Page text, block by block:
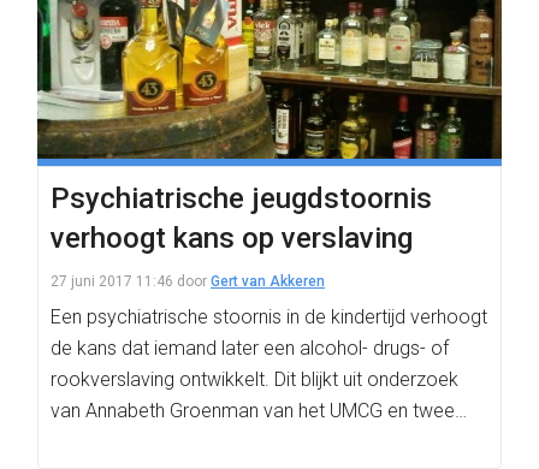
Psychiatrische jeugdstoornis
verhoogt kans op verslaving
27 juni 2017 11:46 door Gert van Akkeren
Een psychiatrische stoornis in de kindertijd verhoogt
de kans dat iemand later een alcohol- drugs- of
rookverslaving ontwikkelt. Dit blijkt uit onderzoek
van Annabeth Groenman van het UMCG en twee…